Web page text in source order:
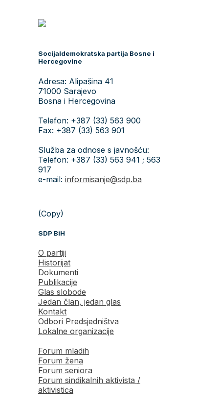
Socijaldemokratska partija Bosne i
Hercegovine
Adresa: Alipašina 41
71000 Sarajevo
Bosna i Hercegovina
Telefon: +387 (33) 563 900
Fax: +387 (33) 563 901
Služba za odnose s javnošću:
Telefon: +387 (33) 563 941 ; 563
917
e-mail: informisanje@sdp.ba
(Copy)
SDP BiH
O partiji
Historijat
Dokumenti
Publikacije
Glas slobode
Jedan član, jedan glas
Kontakt
Odbori Predsjedništva
Lokalne organizacije
Forum mladih
Forum žena
Forum seniora
Forum sindikalnih aktivista /
aktivistica